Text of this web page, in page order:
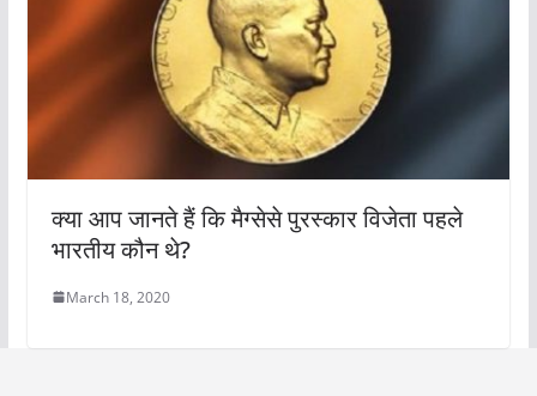
क्या आप जानते हैं कि मैग्सेसे पुरस्कार विजेता पहले
भारतीय कौन थे?
March 18, 2020